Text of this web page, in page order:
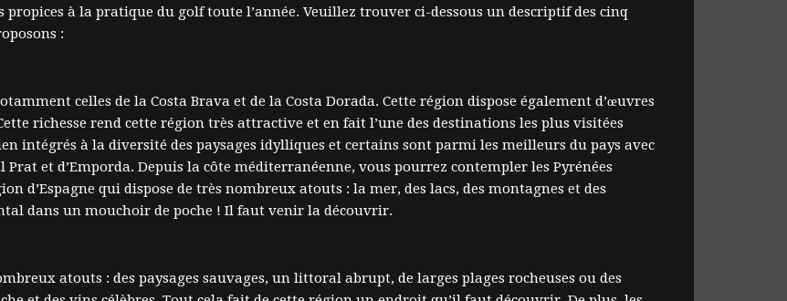
propices à la pratique du golf toute l’année. Veuillez trouver ci-dessous un descriptif des cinq
:
celles de la Costa Brava et de la Costa Dorada. Cette région dispose également d’œuvres
richesse rend cette région très attractive et en fait l’une des destinations les plus visitées
intégrés à la diversité des paysages idylliques et certains sont parmi les meilleurs du pays avec
Prat et d’Emporda. Depuis la côte méditerranéenne, vous pourrez contempler les Pyrénées
d’Espagne qui dispose de très nombreux atouts : la mer, des lacs, des montagnes et des
dans un mouchoir de poche ! Il faut venir la découvrir.
atouts : des paysages sauvages, un littoral abrupt, de larges plages rocheuses ou des